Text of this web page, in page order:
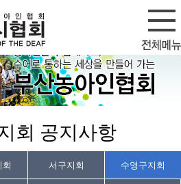
로그인
회 공지사항
회 서구지회 수영구지회